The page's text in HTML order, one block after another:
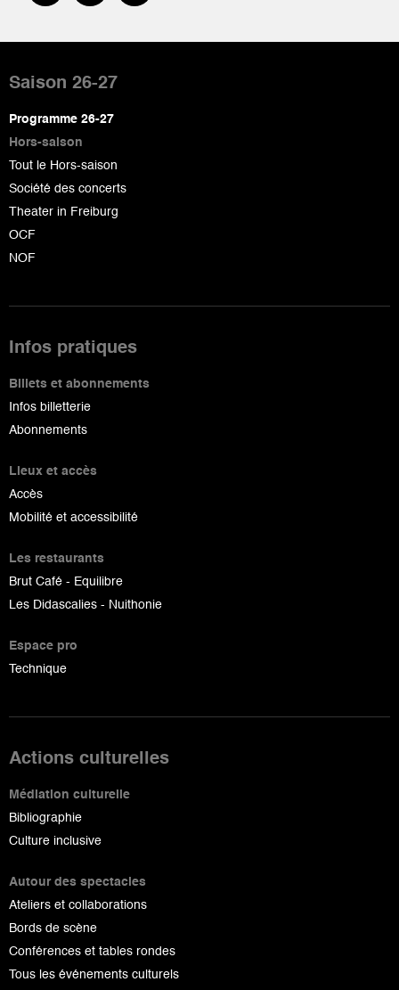
de
page
Saison 26-27
Programme 26-27
Hors-saison
Tout le Hors-saison
Société des concerts
Theater in Freiburg
OCF
NOF
Infos pratiques
Billets et abonnements
Infos billetterie
Abonnements
Lieux et accès
Accès
Mobilité et accessibilité
Les restaurants
Brut Café - Equilibre
Les Didascalies - Nuithonie
Espace pro
Technique
Actions culturelles
Médiation culturelle
Bibliographie
Culture inclusive
Autour des spectacles
Ateliers et collaborations
Bords de scène
Conférences et tables rondes
Tous les événements culturels